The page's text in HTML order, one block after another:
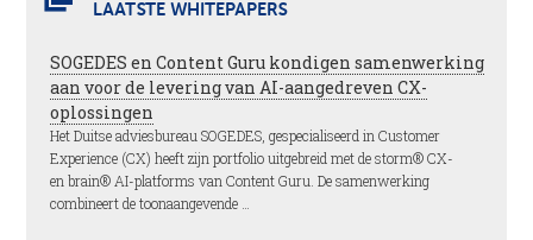
LAATSTE WHITEPAPERS
SOGEDES en Content Guru kondigen samenwerking
aan voor de levering van AI-aangedreven CX-
oplossingen
Het Duitse adviesbureau SOGEDES, gespecialiseerd in Customer
Experience (CX) heeft zijn portfolio uitgebreid met de storm® CX-
en brain® AI-platforms van Content Guru. De samenwerking
combineert de toonaangevende …